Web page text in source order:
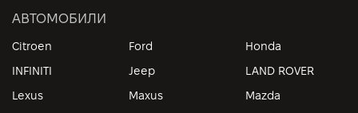
АВТОМОБИЛИ
Citroen Ford
Honda
INFINITI
Jeep
LAND ROVER
Lexus
Maxus
Mazda